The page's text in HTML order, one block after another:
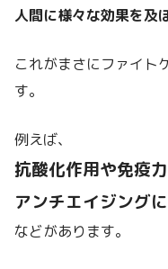
人間に様々な効果を及
これがまさにファイト
す。
例えば、
抗酸化作用や免疫力
アンチエイジング
などがあります。